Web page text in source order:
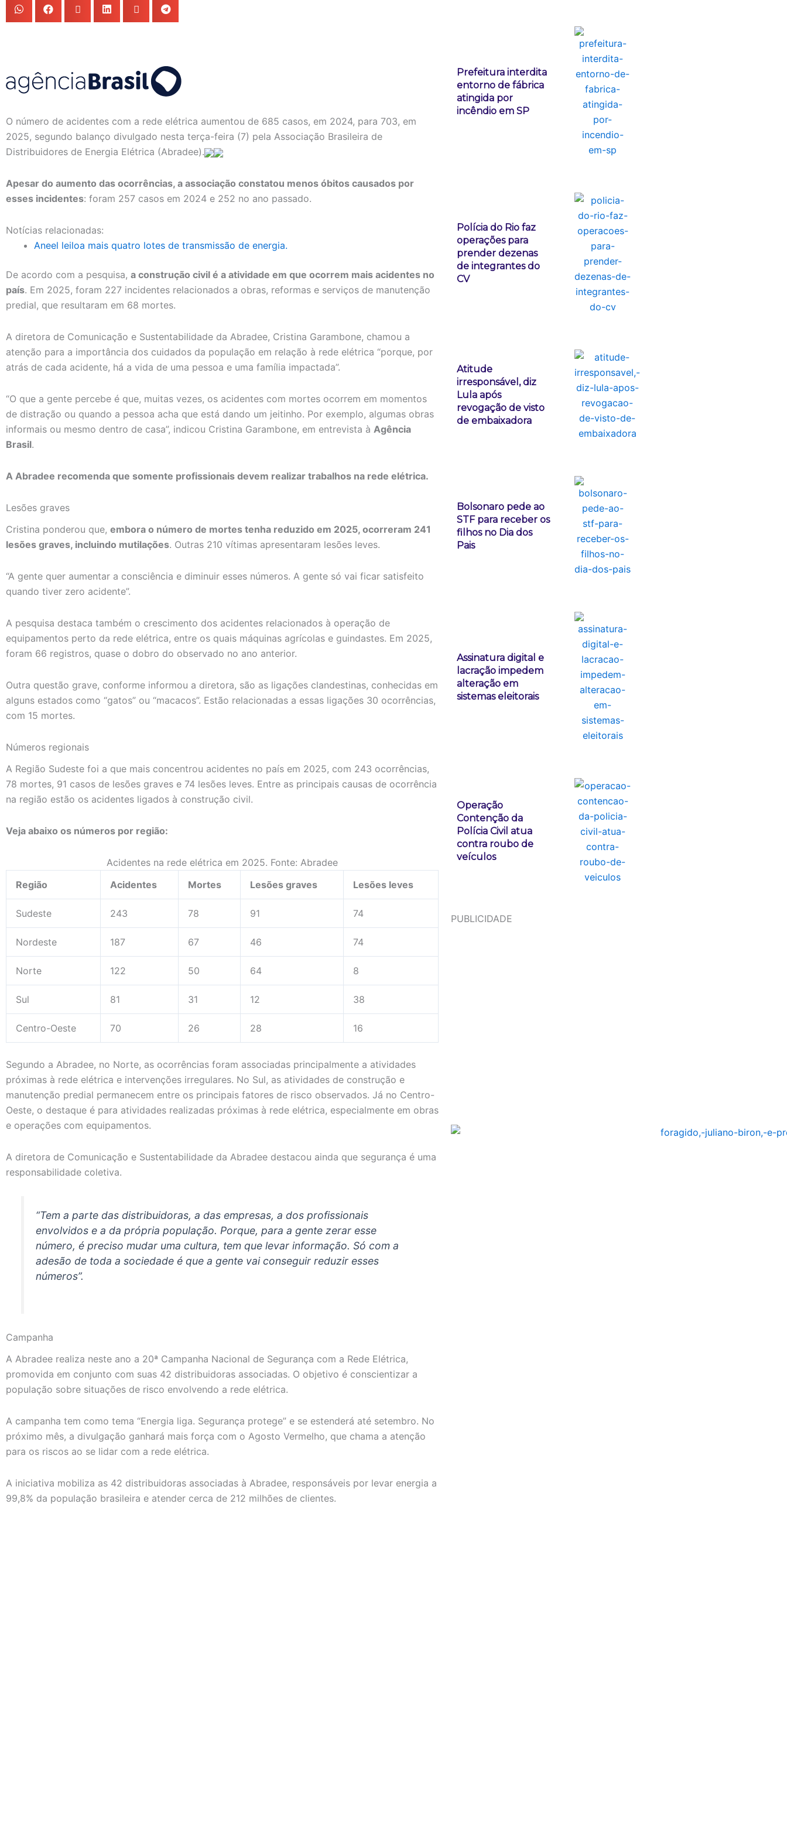
O número de acidentes com a rede elétrica aumentou de 685 casos, em 2024, para 703, em
2025, segundo balanço divulgado nesta terça-feira (7) pela Associação Brasileira de
Distribuidores de Energia Elétrica (Abradee).
Apesar do aumento das ocorrências, a associação constatou menos óbitos causados por
esses incidentes: foram 257 casos em 2024 e 252 no ano passado.
Notícias relacionadas:
Aneel leiloa mais quatro lotes de transmissão de energia.
De acordo com a pesquisa, a construção civil é a atividade em que ocorrem mais acidentes no
país. Em 2025, foram 227 incidentes relacionados a obras, reformas e serviços de manutenção
predial, que resultaram em 68 mortes.
A diretora de Comunicação e Sustentabilidade da Abradee, Cristina Garambone, chamou a
atenção para a importância dos cuidados da população em relação à rede elétrica “porque, por
atrás de cada acidente, há a vida de uma pessoa e uma família impactada”.
“O que a gente percebe é que, muitas vezes, os acidentes com mortes ocorrem em momentos
de distração ou quando a pessoa acha que está dando um jeitinho. Por exemplo, algumas obras
informais ou mesmo dentro de casa”, indicou Cristina Garambone, em entrevista à Agência
Brasil.
A Abradee recomenda que somente profissionais devem realizar trabalhos na rede elétrica.
Lesões graves
Cristina ponderou que, embora o número de mortes tenha reduzido em 2025, ocorreram 241
lesões graves, incluindo mutilações. Outras 210 vítimas apresentaram lesões leves.
“A gente quer aumentar a consciência e diminuir esses números. A gente só vai ficar satisfeito
quando tiver zero acidente”.
A pesquisa destaca também o crescimento dos acidentes relacionados à operação de
equipamentos perto da rede elétrica, entre os quais máquinas agrícolas e guindastes. Em 2025,
foram 66 registros, quase o dobro do observado no ano anterior.
Outra questão grave, conforme informou a diretora, são as ligações clandestinas, conhecidas em
alguns estados como “gatos” ou “macacos”. Estão relacionadas a essas ligações 30 ocorrências,
com 15 mortes.
Números regionais
A Região Sudeste foi a que mais concentrou acidentes no país em 2025, com 243 ocorrências,
78 mortes, 91 casos de lesões graves e 74 lesões leves. Entre as principais causas de ocorrência
na região estão os acidentes ligados à construção civil.
Veja abaixo os números por região:
Acidentes na rede elétrica em 2025. Fonte: Abradee
Região
Acidentes Mortes Lesões graves Lesões leves
Sudeste 243 78 91 74
Nordeste 187 67 46 74
Norte 122 50 64 8
Sul 81 31 12 38
Centro-Oeste 70 26 28 16
Segundo a Abradee, no Norte, as ocorrências foram associadas principalmente a atividades
próximas à rede elétrica e intervenções irregulares. No Sul, as atividades de construção e
manutenção predial permanecem entre os principais fatores de risco observados. Já no Centro-
Oeste, o destaque é para atividades realizadas próximas à rede elétrica, especialmente em obras
e operações com equipamentos.
A diretora de Comunicação e Sustentabilidade da Abradee destacou ainda que segurança é uma
responsabilidade coletiva.
“Tem a parte das distribuidoras, a das empresas, a dos profissionais
envolvidos e a da própria população. Porque, para a gente zerar esse
número, é preciso mudar uma cultura, tem que levar informação. Só com a
adesão de toda a sociedade é que a gente vai conseguir reduzir esses
números”.
Campanha
A Abradee realiza neste ano a 20ª Campanha Nacional de Segurança com a Rede Elétrica,
promovida em conjunto com suas 42 distribuidoras associadas. O objetivo é conscientizar a
população sobre situações de risco envolvendo a rede elétrica.
A campanha tem como tema “Energia liga. Segurança protege” e se estenderá até setembro. No
próximo mês, a divulgação ganhará mais força com o Agosto Vermelho, que chama a atenção
para os riscos ao se lidar com a rede elétrica.
A iniciativa mobiliza as 42 distribuidoras associadas à Abradee, responsáveis por levar energia a
99,8% da população brasileira e atender cerca de 212 milhões de clientes.
Prefeitura interdita
entorno de fábrica
atingida por
incêndio em SP
Polícia do Rio faz
operações para
prender dezenas
de integrantes do
CV
Atitude
irresponsável, diz
Lula após
revogação de visto
de embaixadora
Bolsonaro pede ao
STF para receber os
filhos no Dia dos
Pais
Assinatura digital e
lacração impedem
alteração em
sistemas eleitorais
Operação
Contenção da
Polícia Civil atua
contra roubo de
veículos
PUBLICIDADE